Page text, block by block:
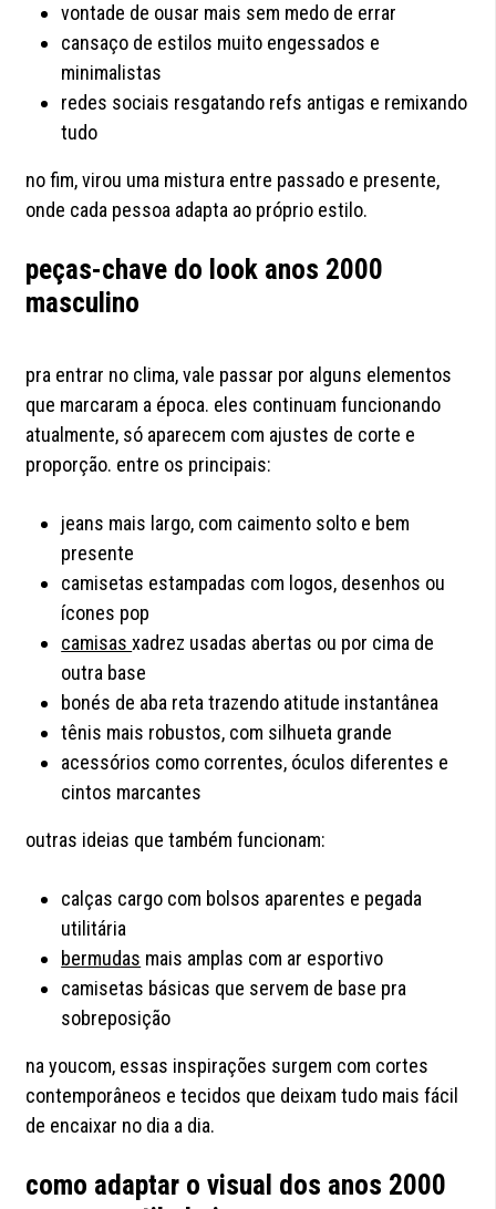
vontade de ousar mais sem medo de errar
cansaço de estilos muito engessados e
minimalistas
redes sociais resgatando refs antigas e remixando
tudo
no fim, virou uma mistura entre passado e presente,
onde cada pessoa adapta ao próprio estilo.
peças-chave do look anos 2000
masculino
pra entrar no clima, vale passar por alguns elementos
que marcaram a época. eles continuam funcionando
atualmente, só aparecem com ajustes de corte e
proporção. entre os principais:
jeans mais largo, com caimento solto e bem
presente
camisetas estampadas com logos, desenhos ou
ícones pop
camisasxadrez usadas abertas ou por cima de
outra base
bonés de aba reta trazendo atitude instantânea
tênis mais robustos, com silhueta grande
acessórios como correntes, óculos diferentes e
cintos marcantes
outras ideias que também funcionam:
calças cargo com bolsos aparentes e pegada
utilitária
bermudas mais amplas com ar esportivo
camisetas básicas que servem de base pra
sobreposição
na youcom, essas inspirações surgem com cortes
contemporâneos e tecidos que deixam tudo mais fácil
de encaixar no dia a dia.
como adaptar o visual dos anos 2000